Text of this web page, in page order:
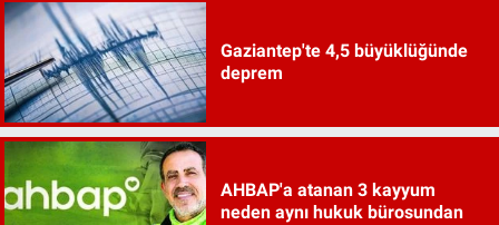
Gaziantep'te 4,5 büyüklüğünde
deprem
AHBAP'a atanan 3 kayyum
neden aynı hukuk bürosundan